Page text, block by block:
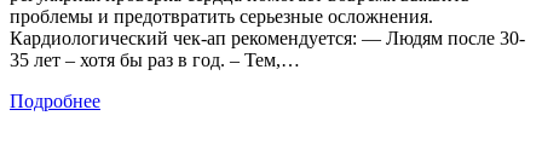
проблемы и предотвратить серьезные осложнения.
Кардиологический чек-ап рекомендуется: — Людям после 30-
35 лет – хотя бы раз в год. – Тем,…
Подробнее